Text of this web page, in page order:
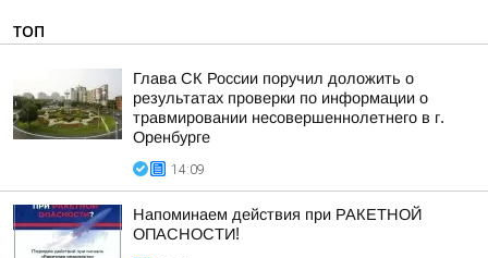
ТОП
Глава СК России поручил доложить о
результатах проверки по информации о
травмировании несовершеннолетнего в г.
Оренбурге
14:09
Напоминаем действия при РАКЕТНОЙ
ОПАСНОСТИ!